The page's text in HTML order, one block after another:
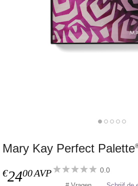
Mary Kay Perfect Palette
€2400AVP 0.0